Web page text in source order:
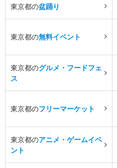
東京都の盆踊り
東京都の無料イベント
東京都のグルメ・フードフェ
ス
東京都のフリーマーケット
東京都のアニメ・ゲームイベ
ント